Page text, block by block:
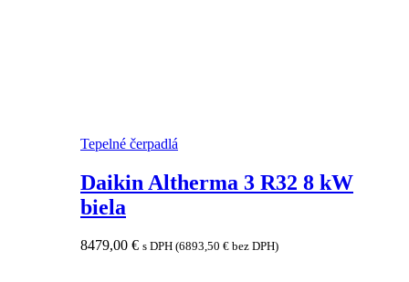
Tepelné čerpadlá
Daikin Altherma 3 R32 8 kW
biela
8479,00 € s DPH (6893,50 € bez DPH)